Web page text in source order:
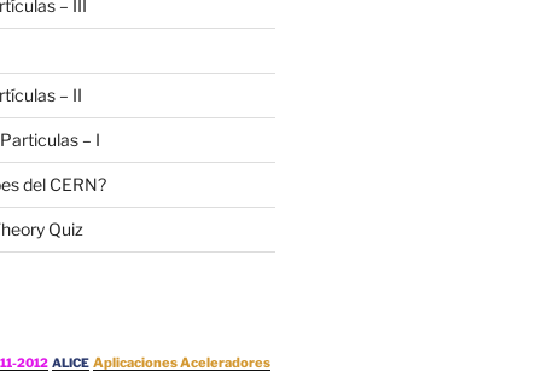
– III
– II
– I
del CERN?
Quiz
2012 ALICE Aplicaciones Aceleradores